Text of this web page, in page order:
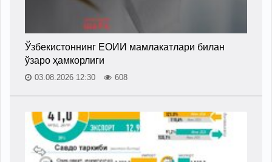
Ўзбекистоннинг ЕОИИ мамлакатлари билан
ўзаро ҳамкорлиги
03.08.2026 12:30 608